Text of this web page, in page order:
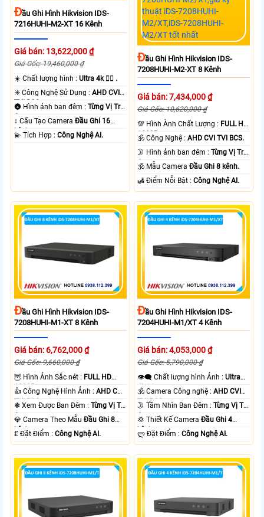
ĐẦu Ghi Hình Hikvision IDS-
7216HUHI-M2-XT 16 Kênh
Giá bán: 13,622,000 ₫
Giá Gốc: 19,460,000 ₫
☀️ Chất lượng hình :Ultra 4k 👍🏾 .
✳️ Công Nghệ Sử Dụng :AHD CVI
TVI BCS.
🌚 Hình ảnh ban đêm :Từng Vị Trí
Camera .
↕️ Cấu Tạo CameraĐầu Ghi 16
kênh.
️💫 Tích Hợp :Công Nghệ AI.
ĐẦu Ghi Hình Hikvision IDS-
7208HUHI-M2-XT 8 Kênh
Giá bán: 7,434,000 ₫
Giá Gốc: 10,620,000 ₫
💯 Hình Ành Chất Lượng : FULL HD
1080P .
🕉️ Công Nghệ :AHD CVI TVI BCS.
🌛 Hình ảnh ban đêm :Từng Vị Trí
Camera .
🕉️ Mẫu CameraĐầu Ghi 8 kênh.
️🛃 Điểm Nỗi Bật :Công Nghệ AI.
ĐẦu Ghi Hình Hikvision IDS-
7208HUHI-M1-XT 8 Kênh
Giá bán: 6,762,000 ₫
Giá Gốc: 9,660,000 ₫
🦉 Hình Ảnh Sắc nét : FULL HD
1080P .
👍 Công Nghệ Hình Ảnh :AHD CVI
TVI BCS.
❃ Xem Được Ban Đêm :Từng Vị Trí
Camera .
💎 Camera Theo MẫuĐầu Ghi 8
kênh.
️₤ Đặt Điểm :Công Nghệ AI.
ĐẦu Ghi Hình Hikvision IDS-
7204HUHI-M1/XT 4 Kênh
Giá bán: 4,053,000 ₫
Giá Gốc: 5,790,000 ₫
👁️‍🗨 Chất lượng hình Ảnh :Ultra
4k 👍🏾 .
🕉️ Camera Công nghệ :AHD CVI
TVI BCS.
🌛 Tầm Nhìn Ban Đêm :Từng Vị Trí
Camera .
💢 Thiết Kế CameraĐầu Ghi 4
kênh.
️ლ Đặt Điểm :Công Nghệ AI.